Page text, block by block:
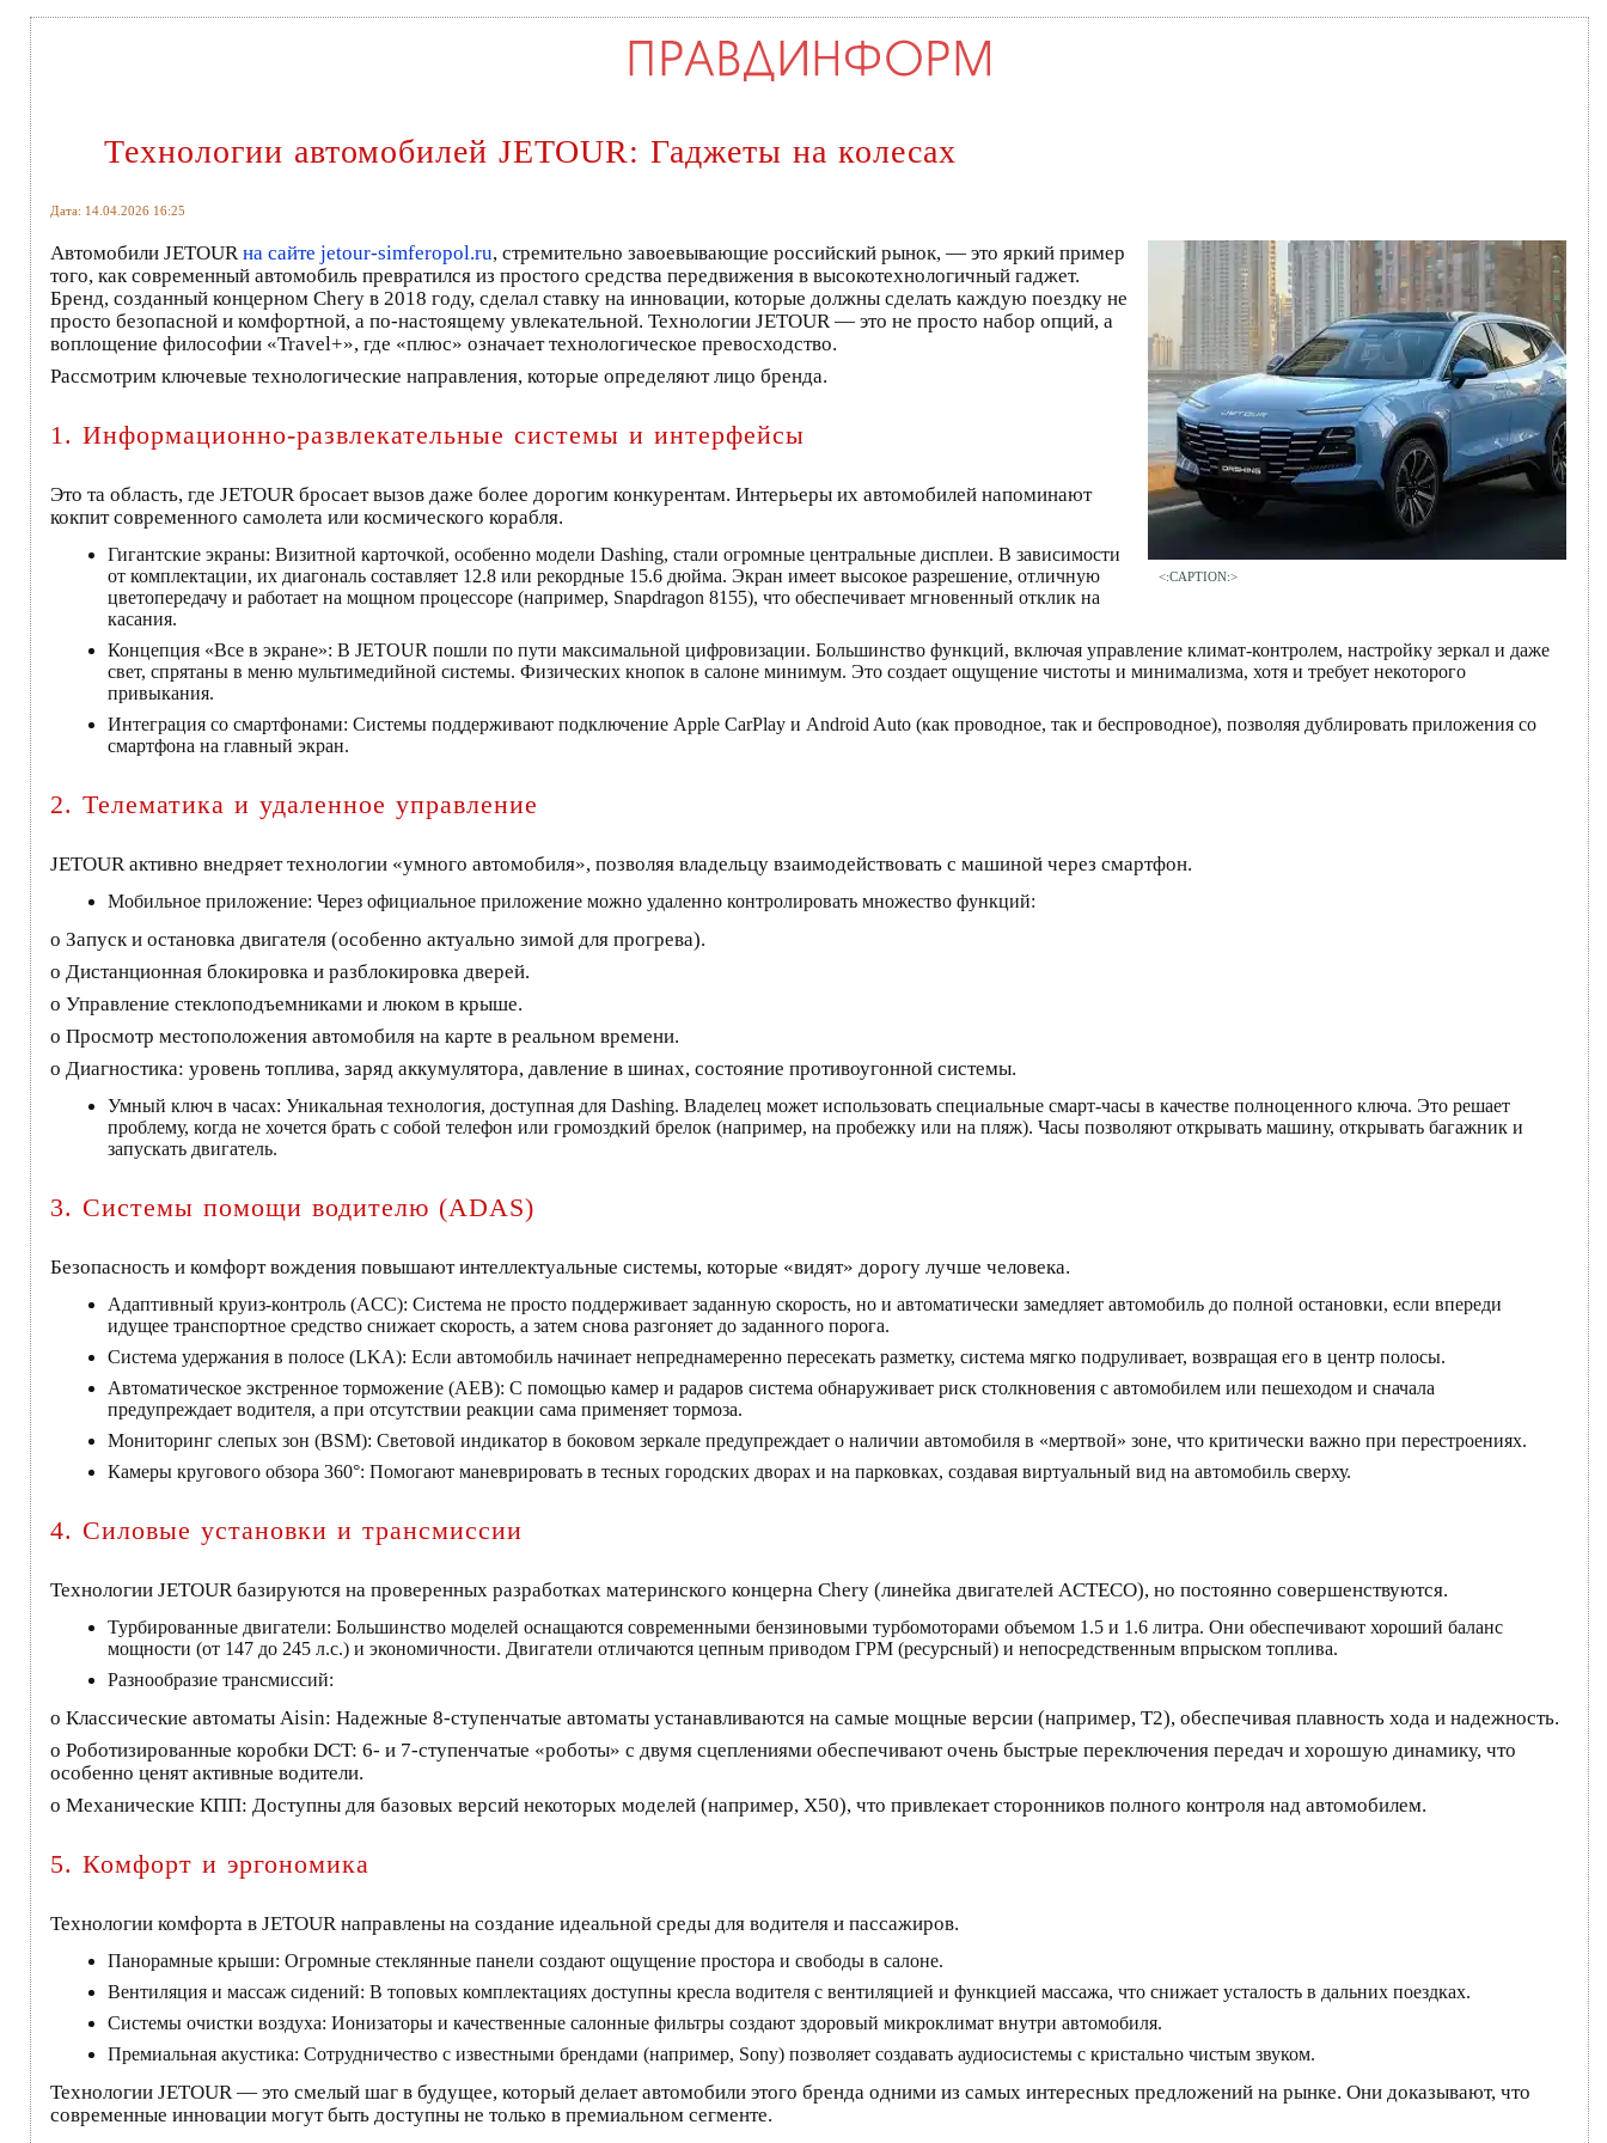
Технологии автомобилей JETOUR: Гаджеты на колесах
Дата: 14.04.2026 16:25
<:CAPTION:>
Автомобили JETOUR на сайте jetour-simferopol.ru, стремительно завоевывающие российский рынок, — это яркий пример
того, как современный автомобиль превратился из простого средства передвижения в высокотехнологичный гаджет.
Бренд, созданный концерном Chery в 2018 году, сделал ставку на инновации, которые должны сделать каждую поездку не
просто безопасной и комфортной, а по-настоящему увлекательной. Технологии JETOUR — это не просто набор опций, а
воплощение философии «Travel+», где «плюс» означает технологическое превосходство.
Рассмотрим ключевые технологические направления, которые определяют лицо бренда.
1. Информационно-развлекательные системы и интерфейсы
Это та область, где JETOUR бросает вызов даже более дорогим конкурентам. Интерьеры их автомобилей напоминают
кокпит современного самолета или космического корабля.
Гигантские экраны: Визитной карточкой, особенно модели Dashing, стали огромные центральные дисплеи. В зависимости
от комплектации, их диагональ составляет 12.8 или рекордные 15.6 дюйма. Экран имеет высокое разрешение, отличную
цветопередачу и работает на мощном процессоре (например, Snapdragon 8155), что обеспечивает мгновенный отклик на
касания.
Концепция «Все в экране»: В JETOUR пошли по пути максимальной цифровизации. Большинство функций, включая управление климат-контролем, настройку зеркал и даже
свет, спрятаны в меню мультимедийной системы. Физических кнопок в салоне минимум. Это создает ощущение чистоты и минимализма, хотя и требует некоторого
привыкания.
Интеграция со смартфонами: Системы поддерживают подключение Apple CarPlay и Android Auto (как проводное, так и беспроводное), позволяя дублировать приложения со
смартфона на главный экран.
2. Телематика и удаленное управление
JETOUR активно внедряет технологии «умного автомобиля», позволяя владельцу взаимодействовать с машиной через смартфон.
Мобильное приложение: Через официальное приложение можно удаленно контролировать множество функций:
o Запуск и остановка двигателя (особенно актуально зимой для прогрева).
o Дистанционная блокировка и разблокировка дверей.
o Управление стеклоподъемниками и люком в крыше.
o Просмотр местоположения автомобиля на карте в реальном времени.
o Диагностика: уровень топлива, заряд аккумулятора, давление в шинах, состояние противоугонной системы.
Умный ключ в часах: Уникальная технология, доступная для Dashing. Владелец может использовать специальные смарт-часы в качестве полноценного ключа. Это решает
проблему, когда не хочется брать с собой телефон или громоздкий брелок (например, на пробежку или на пляж). Часы позволяют открывать машину, открывать багажник и
запускать двигатель.
3. Системы помощи водителю (ADAS)
Безопасность и комфорт вождения повышают интеллектуальные системы, которые «видят» дорогу лучше человека.
Адаптивный круиз-контроль (ACC): Система не просто поддерживает заданную скорость, но и автоматически замедляет автомобиль до полной остановки, если впереди
идущее транспортное средство снижает скорость, а затем снова разгоняет до заданного порога.
Система удержания в полосе (LKA): Если автомобиль начинает непреднамеренно пересекать разметку, система мягко подруливает, возвращая его в центр полосы.
Автоматическое экстренное торможение (AEB): С помощью камер и радаров система обнаруживает риск столкновения с автомобилем или пешеходом и сначала
предупреждает водителя, а при отсутствии реакции сама применяет тормоза.
Мониторинг слепых зон (BSM): Световой индикатор в боковом зеркале предупреждает о наличии автомобиля в «мертвой» зоне, что критически важно при перестроениях.
Камеры кругового обзора 360°: Помогают маневрировать в тесных городских дворах и на парковках, создавая виртуальный вид на автомобиль сверху.
4. Силовые установки и трансмиссии
Технологии JETOUR базируются на проверенных разработках материнского концерна Chery (линейка двигателей ACTECO), но постоянно совершенствуются.
Турбированные двигатели: Большинство моделей оснащаются современными бензиновыми турбомоторами объемом 1.5 и 1.6 литра. Они обеспечивают хороший баланс
мощности (от 147 до 245 л.с.) и экономичности. Двигатели отличаются цепным приводом ГРМ (ресурсный) и непосредственным впрыском топлива.
Разнообразие трансмиссий:
o Классические автоматы Aisin: Надежные 8-ступенчатые автоматы устанавливаются на самые мощные версии (например, T2), обеспечивая плавность хода и надежность.
o Роботизированные коробки DCT: 6- и 7-ступенчатые «роботы» с двумя сцеплениями обеспечивают очень быстрые переключения передач и хорошую динамику, что
особенно ценят активные водители.
o Механические КПП: Доступны для базовых версий некоторых моделей (например, X50), что привлекает сторонников полного контроля над автомобилем.
5. Комфорт и эргономика
Технологии комфорта в JETOUR направлены на создание идеальной среды для водителя и пассажиров.
Панорамные крыши: Огромные стеклянные панели создают ощущение простора и свободы в салоне.
Вентиляция и массаж сидений: В топовых комплектациях доступны кресла водителя с вентиляцией и функцией массажа, что снижает усталость в дальних поездках.
Системы очистки воздуха: Ионизаторы и качественные салонные фильтры создают здоровый микроклимат внутри автомобиля.
Премиальная акустика: Сотрудничество с известными брендами (например, Sony) позволяет создавать аудиосистемы с кристально чистым звуком.
Технологии JETOUR — это смелый шаг в будущее, который делает автомобили этого бренда одними из самых интересных предложений на рынке. Они доказывают, что
современные инновации могут быть доступны не только в премиальном сегменте.